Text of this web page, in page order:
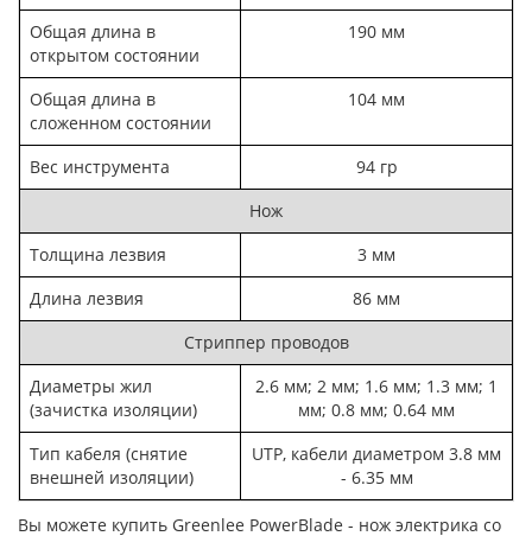
Общая длина в
открытом состоянии
190 мм
Общая длина в
сложенном состоянии
104 мм
Вес инструмента
94 гр
Нож
Толщина лезвия
3 мм
Длина лезвия
86 мм
Стриппер проводов
Диаметры жил
(зачистка изоляции)
2.6 мм; 2 мм; 1.6 мм; 1.3 мм; 1
мм; 0.8 мм; 0.64 мм
Тип кабеля (снятие
внешней изоляции)
UTP, кабели диаметром 3.8 мм
- 6.35 мм
Вы можете купить Greenlee PowerBlade - нож электрика со